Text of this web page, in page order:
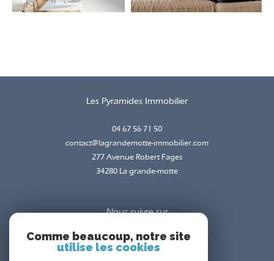
Les Pyramides Immobilier
04 67 56 71 50
contact@lagrandemotte-immobilier.com
277 Avenue Robert Fages
34280 la grande-motte
Nous suivre sur
Comme beaucoup, notre site
utilise les cookies